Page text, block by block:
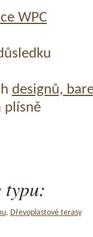
WPC
designů,
plísně
typu:
, Dřevoplastové terasy